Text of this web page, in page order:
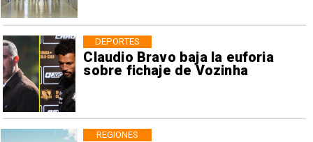
Claudio Bravo baja la euforia
sobre fichaje de Vozinha
DEPORTES
REGIONES